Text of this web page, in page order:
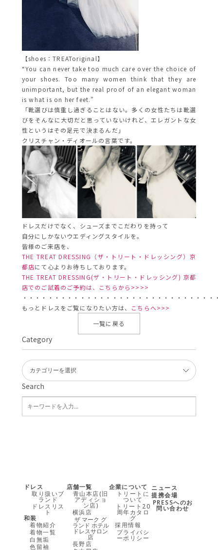
【shoes：TREAToriginal】
“You can never take too much care over the choice of
your shoes. Too many women think that they are
unimportant, but the real proof of an elegant woman
is what is on her feet.”
「靴選びは慎重し過ぎることはない。多くの女性たちは靴選
びをそんなに大切だと思っていないけれど、エレガントな女
性というはその足元で決まるんだ」
クリスチャン・ディオールの言葉です。
ドレスだけでなく、シューズまでこだわりを持って
自分にしかないウエディングスタイルを。
皆様のご来店を、
THE TREAT DRESSING（ザ・トリート・ドレッシング）京
都店にて心よりお待ちしております。
THE TREAT DRESSING(ザ・トリート・ドレッシング) 京都
店でのご試着のご予約は、こちらから>>>>
・・・・・・・・・・・・・・・・・・・・・・・・・・・・・
もっとドレスをご覧になりたい方は、
こちらへ>>>
一覧に戻る
Search
Category
ドレス
取り扱いブ
ランド
ドレスリス
ト
和装
着物紹介
着物一覧
白無垢
色留袖
店舗一覧
青山本店(旧
アディショ
ン店)
横浜店
ザ マーク グ
ランド ホテル
ドレスサロン
店
長野店
企業について
トリートに
ついて
トリート20
周年カタロ
グ
採用情報
プライバシ
ーポリシー
ニュース
提携会場
PRESSへのお
問い合わせ